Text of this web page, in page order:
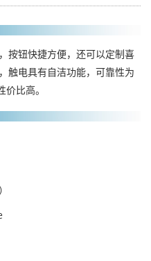
按钮快捷方便，还可以定制喜
触电具有自洁功能，可靠性为
比高。